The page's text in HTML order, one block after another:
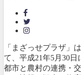
「まざっせプラザ」
て、平成21年5月30日
都市と農村の連携・